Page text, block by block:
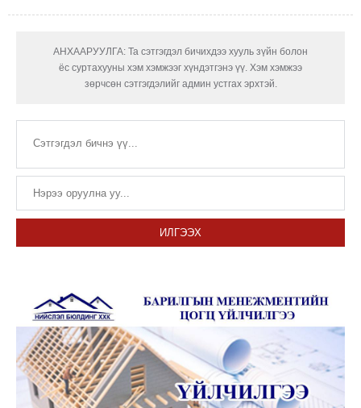
АНХААРУУЛГА: Та сэтгэгдэл бичихдээ хууль зүйн болон
ёс суртахууны хэм хэмжээг хүндэтгэнэ үү. Хэм хэмжээ
зөрчсөн сэтгэгдэлийг админ устгах эрхтэй.
ИЛГЭЭХ